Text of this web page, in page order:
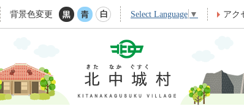
背景色変更 Select Language ▼ アク